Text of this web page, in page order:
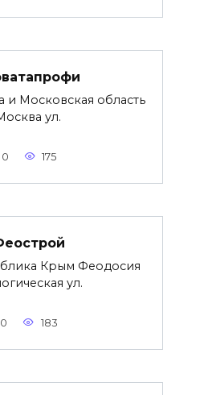
и Московская область
ул.
0 175
Крым Феодосия
ул.
0 183